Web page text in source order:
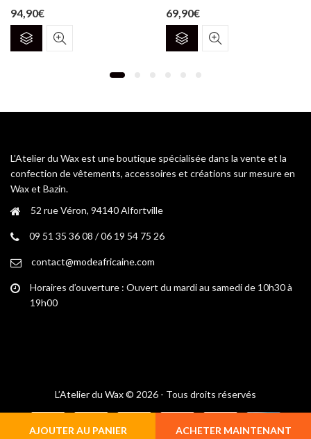
AJOUTER AU PANIER ACHETER MAINTENANT
94,90€
produit
être
choisies
sur
page
du
69,90€
produit
être
choisies
L’Atelier du Wax est une boutique spécialisée dans la vente et la
confection de vêtements, accessoires et créations sur mesure en
Wax et Bazin.
52 rue Véron, 94140 Alfortville
09 51 35 36 08 / 06 19 54 75 26
contact@modeafricaine.com
Horaires d’ouverture : Ouvert du mardi au samedi de 10h30 à
19h00
L’Atelier du Wax © 2026 - Tous droits réservés